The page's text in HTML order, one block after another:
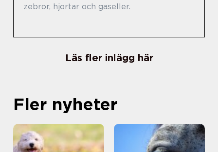
zebror, hjortar och gaseller.
Läs fler inlägg här
Fler nyheter